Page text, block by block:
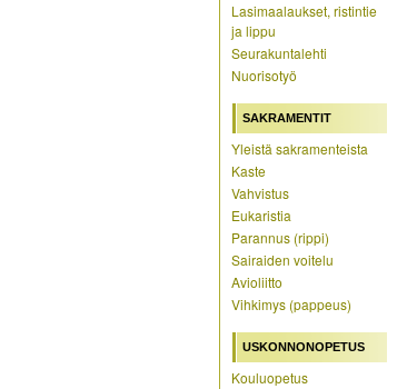
Lasimaalaukset, ristintie
ja lippu
Seurakuntalehti
Nuorisotyö
SAKRAMENTIT
Yleistä sakramenteista
Kaste
Vahvistus
Eukaristia
Parannus (rippi)
Sairaiden voitelu
Avioliitto
Vihkimys (pappeus)
USKONNONOPETUS
Kouluopetus